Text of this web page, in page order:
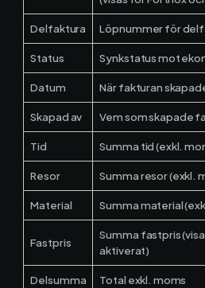
Delfaktura Löpnummer för
Status Synkstatus mot
Datum När fakturan
Skapad av Vem som skapade
Tid Summa tid (exkl.
Resor Summa resor (exkl.
Material Summa material
Fastpris
Summa fastpris
aktiverat)
Delsumma Total exkl. moms